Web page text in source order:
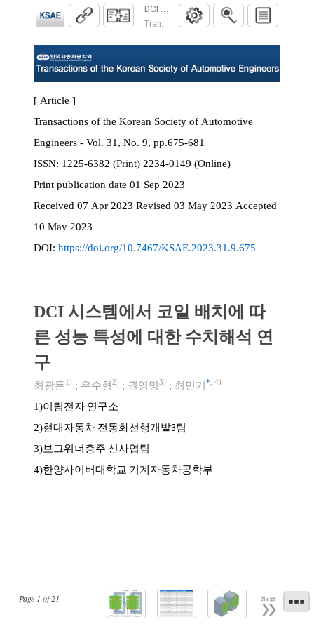
DCI 시스템에서 코일 배치에 따른 성능 특
Transactions of the Korean Society of
Page 1 of21 Next
[ Article ]
Transactions of the Korean Society of Automotive
Engineers - Vol. 31, No. 9, pp.675-681
ISSN:
1225-6382 (Print) 2234-0149 (Online)
Print publication date 01 Sep 2023
Received 07 Apr 2023 Revised 03 May 2023 Accepted
10 May 2023
DOI: https://doi.org/10.7467/KSAE.2023.31.9.675
DCI 시스템에서 코일 배치에 따
른 성능 특성에 대한 수치해석 연
구
최광돈1) ; 우수형2) ; 권영명3) ; 최민기* 4)
1)이림전자 연구소
2)현대자동차 전동화선행개발3팀
3)보그워너충주 신사업팀
4)한양사이버대학교 기계자동차공학부